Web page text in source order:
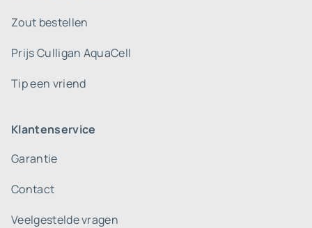
Zout bestellen
Prijs Culligan AquaCell
Tip een vriend
Klantenservice
Garantie
Contact
Veelgestelde vragen